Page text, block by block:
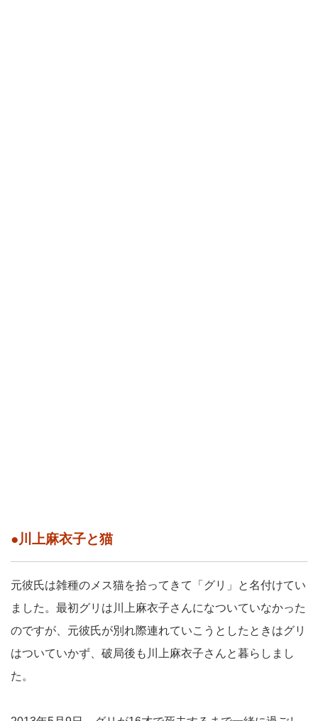
●川上麻衣子と猫
元彼氏は雑種のメス猫を拾ってきて「グリ」と名付けてい
ました。最初グリは川上麻衣子さんになついていなかった
のですが、元彼氏が別れ際連れていこうとしたときはグリ
はついていかず、破局後も川上麻衣子さんと暮らしまし
た。